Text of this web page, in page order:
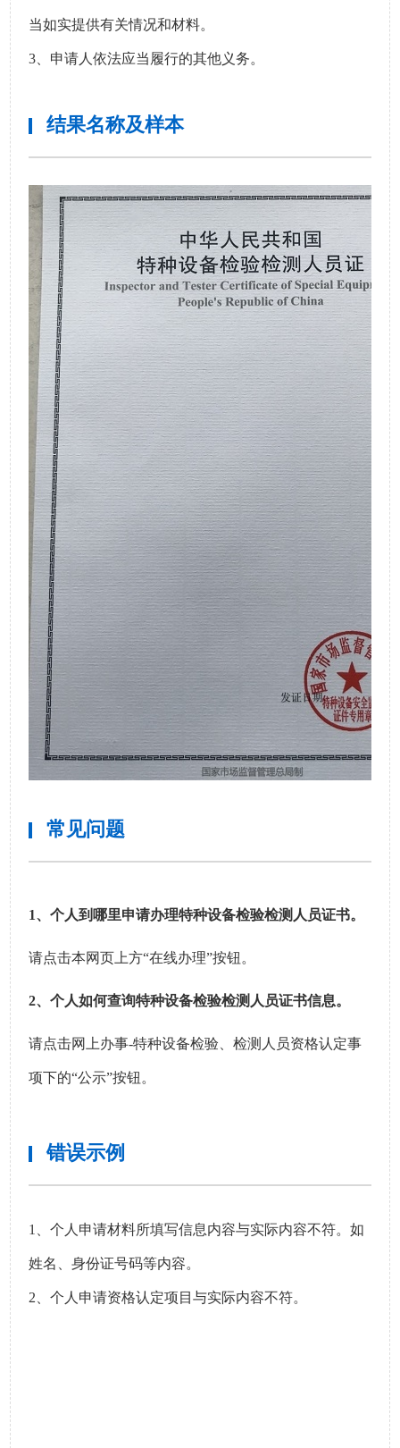
当如实提供有关情况和材料。
3、申请人依法应当履行的其他义务。
结果名称及样本
常见问题
1、个人到哪里申请办理特种设备检验检测人员证书。
请点击本网页上方“在线办理”按钮。
2、个人如何查询特种设备检验检测人员证书信息。
请点击网上办事-特种设备检验、检测人员资格认定事
项下的“公示”按钮。
错误示例
1、个人申请材料所填写信息内容与实际内容不符。如
姓名、身份证号码等内容。
2、个人申请资格认定项目与实际内容不符。